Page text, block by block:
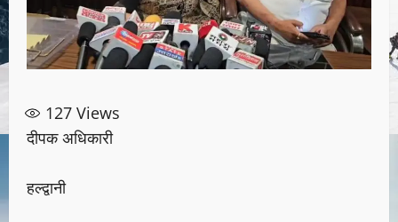
127 Views
दीपक अधिकारी
हल्द्वानी